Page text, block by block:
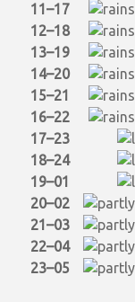
11–17
12–18
13–19
14–20
15–21
16–22
17–23
18–24
19–01
20–02
21–03
22–04
23–05